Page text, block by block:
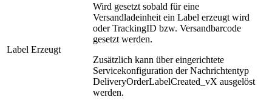
Label Erzeugt
Wird gesetzt sobald für eine
Versandladeinheit ein Label erzeugt wird
oder TrackingID bzw. Versandbarcode
gesetzt werden.
Zusätzlich kann über eingerichtete
Servicekonfiguration der Nachrichtentyp
DeliveryOrderLabelCreated_vX ausgelöst
werden.